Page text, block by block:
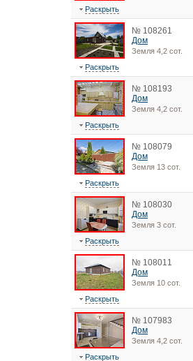
Раскрыть
№ 108261
Дом
Земля 4,2 сот.
Раскрыть
№ 108193
Дом
Земля 4,2 сот.
Раскрыть
№ 108079
Дом
Земля 13 сот.
Раскрыть
№ 108030
Дом
Земля 3 сот.
Раскрыть
№ 108011
Дом
Земля 10 сот.
Раскрыть
№ 107983
Дом
Земля 4,2 сот.
Раскрыть